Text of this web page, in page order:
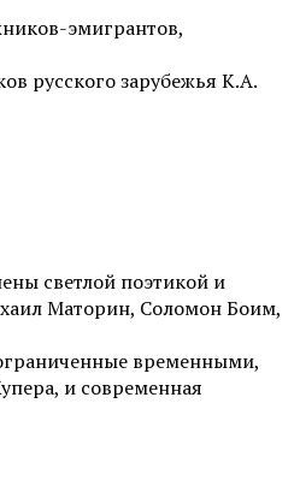
эмигрантов,
русского зарубежья К.А.
светлой поэтикой и
Маторин, Соломон Боим,
временными,
и современная